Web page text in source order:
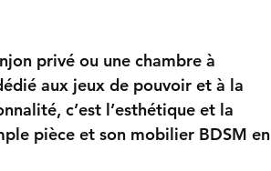
privé ou une chambre à
aux jeux de pouvoir et à la
c’est l’esthétique et la
pièce et son mobilier BDSM en